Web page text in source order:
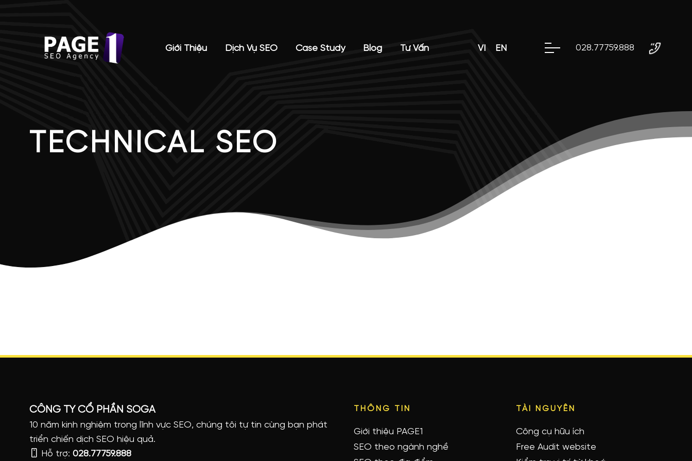
Giới Thiệu Dịch Vụ SEO Case Study Blog Tư Vấn VI EN 028.77759.888
TECHNICAL SEO
CÔNG TY CỔ PHẦN SOGA
10 năm kinh nghiệm trong lĩnh vực SEO, chúng tôi tự tin cùng bạn phát
triển chiến dịch SEO hiệu quả.
Hỗ trợ: 028.77759.888
THÔNG TIN
Giới thiệu PAGE1
SEO theo ngành nghề
TÀI NGUYÊN
Công cụ hữu ích
Free Audit website